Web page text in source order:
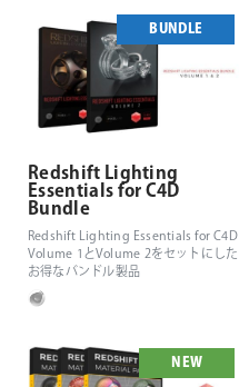
BUNDLE
Redshift Lighting
Essentials for C4D
Bundle
Redshift Lighting Essentials for C4D
Volume 1とVolume 2をセットにした
お得なバンドル製品
NEW